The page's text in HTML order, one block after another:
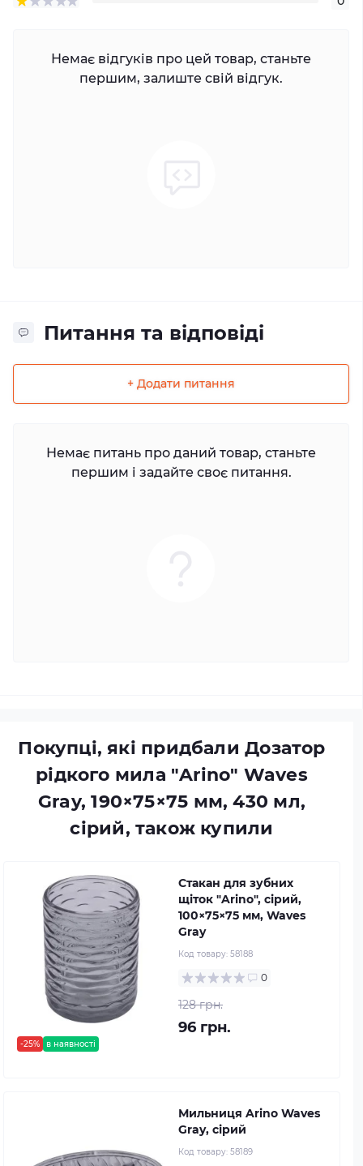
Немає відгуків про цей товар, станьте
першим, залиште свій відгук.
Питання та відповіді
+ Додати питання
Немає питань про даний товар, станьте
першим і задайте своє питання.
Покупці, які придбали Дозатор
рідкого мила "Arino" Waves
Gray, 190×75×75 мм, 430 мл,
сірий, також купили
-25% в наявності
Стакан для зубних
щіток "Arino", сірий,
100×75×75 мм, Waves
Gray
Код товару: 58188
0
128 грн.
96 грн.
Мильниця Arino Waves
Gray, сірий
Код товару: 58189